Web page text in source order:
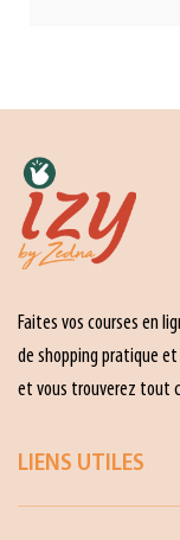
Faites vos courses en
de shopping pratique
et vous trouverez tout
LIENS UTILES